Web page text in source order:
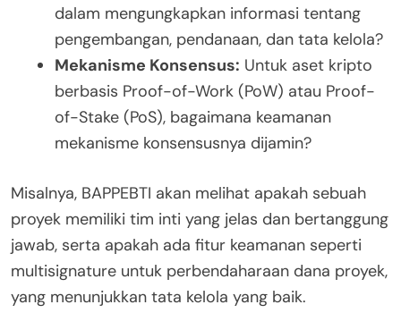
dalam mengungkapkan informasi tentang
pengembangan, pendanaan, dan tata kelola?
Mekanisme Konsensus: Untuk aset kripto
berbasis Proof-of-Work (PoW) atau Proof-
of-Stake (PoS), bagaimana keamanan
mekanisme konsensusnya dijamin?
Misalnya, BAPPEBTI akan melihat apakah sebuah
proyek memiliki tim inti yang jelas dan bertanggung
jawab, serta apakah ada fitur keamanan seperti
multisignature untuk perbendaharaan dana proyek,
yang menunjukkan tata kelola yang baik.